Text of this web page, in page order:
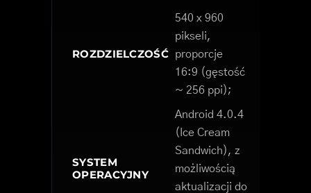
ROZDZIELCZOŚĆ
540 x 960
pikseli,
proporcje
16:9 (gęstość
~ 256 ppi);
SYSTEM
OPERACYJNY
Android 4.0.4
(Ice Cream
Sandwich), z
możliwością
aktualizacji do